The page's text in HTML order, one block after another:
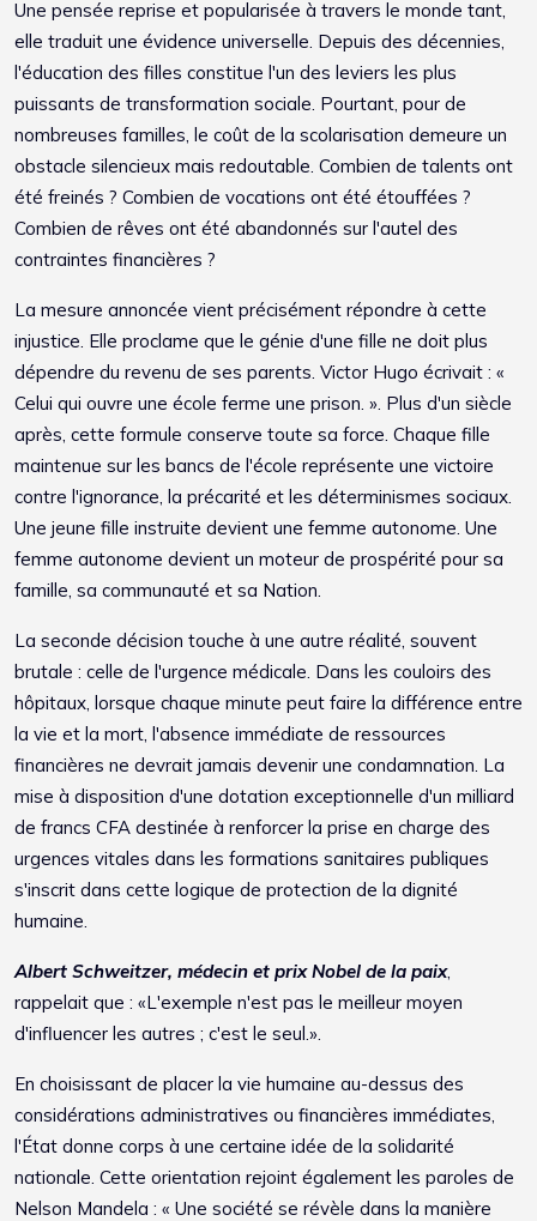
Une pensée reprise et popularisée à travers le monde tant,
elle traduit une évidence universelle. Depuis des décennies,
l'éducation des filles constitue l'un des leviers les plus
puissants de transformation sociale. Pourtant, pour de
nombreuses familles, le coût de la scolarisation demeure un
obstacle silencieux mais redoutable. Combien de talents ont
été freinés ? Combien de vocations ont été étouffées ?
Combien de rêves ont été abandonnés sur l'autel des
contraintes financières ?
La mesure annoncée vient précisément répondre à cette
injustice. Elle proclame que le génie d'une fille ne doit plus
dépendre du revenu de ses parents. Victor Hugo écrivait : «
Celui qui ouvre une école ferme une prison. ». Plus d'un siècle
après, cette formule conserve toute sa force. Chaque fille
maintenue sur les bancs de l'école représente une victoire
contre l'ignorance, la précarité et les déterminismes sociaux.
Une jeune fille instruite devient une femme autonome. Une
femme autonome devient un moteur de prospérité pour sa
famille, sa communauté et sa Nation.
La seconde décision touche à une autre réalité, souvent
brutale : celle de l'urgence médicale. Dans les couloirs des
hôpitaux, lorsque chaque minute peut faire la différence entre
la vie et la mort, l'absence immédiate de ressources
financières ne devrait jamais devenir une condamnation. La
mise à disposition d'une dotation exceptionnelle d'un milliard
de francs CFA destinée à renforcer la prise en charge des
urgences vitales dans les formations sanitaires publiques
s'inscrit dans cette logique de protection de la dignité
humaine.
Albert Schweitzer, médecin et prix Nobel de la paix,
rappelait que : «L'exemple n'est pas le meilleur moyen
d'influencer les autres ; c'est le seul.».
En choisissant de placer la vie humaine au-dessus des
considérations administratives ou financières immédiates,
l'État donne corps à une certaine idée de la solidarité
nationale. Cette orientation rejoint également les paroles de
Nelson Mandela : « Une société se révèle dans la manière